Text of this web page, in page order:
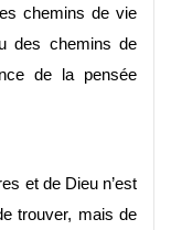
chemins de vie
des chemins de
de la pensée
et de Dieu n’est
trouver, mais de